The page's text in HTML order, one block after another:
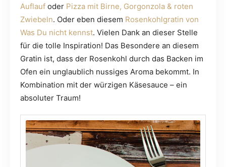
Auflauf oder Pizza mit Birne, Gorgonzola & roten
Zwiebeln. Oder eben diesem Rosenkohlgratin von
Was Du nicht kennst. Vielen Dank an dieser Stelle
für die tolle Inspiration! Das Besondere an diesem
Gratin ist, dass der Rosenkohl durch das Backen im
Ofen ein unglaublich nussiges Aroma bekommt. In
Kombination mit der würzigen Käsesauce – ein
absoluter Traum!